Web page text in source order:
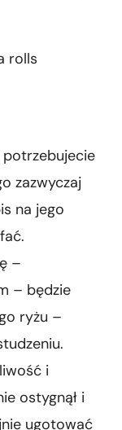
rolls
zazwyczaj
na jego
–
– będzie
ryżu –
i
ostygnął i
ugotować